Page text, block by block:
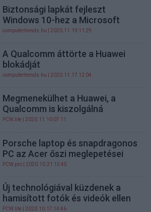
Biztonsági lapkát fejleszt
Windows 10-hez a Microsoft
computertrends.hu | 2020.11.19 11:29
A Qualcomm áttörte a Huawei
blokádját
computertrends.hu | 2020.11.17 12:04
Megmenekülhet a Huawei, a
Qualcomm is kiszolgálná
PCW.lite | 2020.11.10 07:11
Porsche laptop és snapdragonos
PC az Acer őszi meglepetései
PCW.pro | 2020.10.21 15:45
Új technológiával küzdenek a
hamisított fotók és videók ellen
PCW.lite | 2020.10.17 14:46